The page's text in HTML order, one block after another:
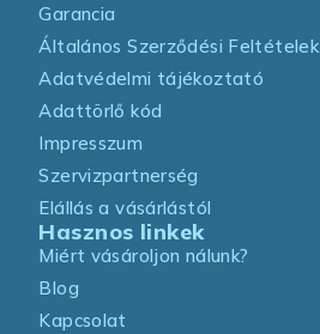
Garancia
Általános Szerződési Feltételek
Adatvédelmi tájékoztató
Adattörlő kód
Impresszum
Szervizpartnerség
Elállás a vásárlástól
Hasznos linkek
Miért vásároljon nálunk?
Blog
Kapcsolat